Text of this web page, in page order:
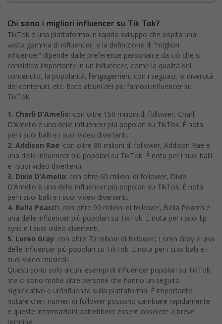
Chi sono i migliori influencer su Tik Tok?
TikTok è una piattaforma in rapido sviluppo che ospita una
vasta gamma di influencer, e la definizione di “migliori
influencer” dipende dalle preferenze personali e da ciò che si
considera importante in un influencer, come la qualità del
contenuto, la popolarità, l’engagement con i seguaci, la diversità
dei contenuti, etc. Ecco alcuni dei più famosi influencer su
TikTok:
1. Charli D’Amelio: con oltre 150 milioni di follower, Charli
D’Amelio è una delle influencer più popolari su TikTok. È nota
per i suoi balli e i suoi video divertenti.
2. Addison Rae: con oltre 80 milioni di follower, Addison Rae è
una delle influencer più popolari su TikTok. È nota per i suoi balli
e i suoi video divertenti.
3. Dixie D’Amelio: con oltre 60 milioni di follower, Dixie
D’Amelio è una delle influencer più popolari su TikTok. È nota
per i suoi balli e i suoi video divertenti.
4. Bella Poarch: con oltre 90 milioni di follower, Bella Poarch è
una delle influencer più popolari su TikTok. È nota per i suoi lip
sync e i suoi video divertenti.
5. Loren Gray: con oltre 70 milioni di follower, Loren Gray è una
delle influencer più popolari su TikTok. È nota per i suoi balli e i
suoi video musicali.
Questi sono solo alcuni esempi di influencer popolari su TikTok,
ma ci sono molte altre persone che hanno un seguito
significativo e un’influenza sulla piattaforma. È importante
notare che i numeri di follower possono cambiare rapidamente
e queste informazioni potrebbero essere obsolete a breve
termine.